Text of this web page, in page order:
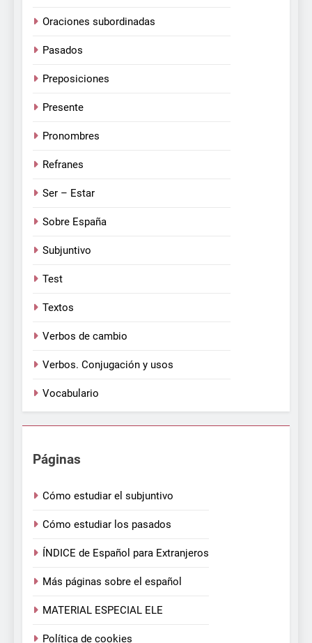
Oraciones subordinadas
Pasados
Preposiciones
Presente
Pronombres
Refranes
Ser – Estar
Sobre España
Subjuntivo
Test
Textos
Verbos de cambio
Verbos. Conjugación y usos
Vocabulario
Páginas
Cómo estudiar el subjuntivo
Cómo estudiar los pasados
ÍNDICE de Español para Extranjeros
Más páginas sobre el español
MATERIAL ESPECIAL ELE
Política de cookies